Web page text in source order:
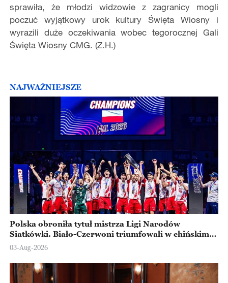
sprawiła, że młodzi widzowie z zagranicy mogli
poczuć wyjątkowy urok kultury Święta Wiosny i
wyrazili duże oczekiwania wobec tegorocznej Gali
Święta Wiosny CMG. (Z.H.)
NAJWAŻNIEJSZE
Polska obroniła tytuł mistrza Ligi Narodów
Siatkówki. Biało-Czerwoni triumfowali w chińskim
Ningbo
03-Aug-2026